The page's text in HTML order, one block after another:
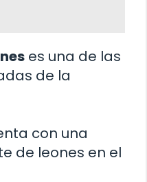
es una de las
de la
con una
de leones en el